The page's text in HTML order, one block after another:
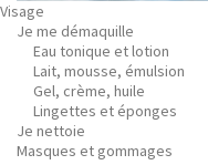
Visage
Je me démaquille
Eau tonique et lotion
Lait, mousse, émulsion
Gel, crème, huile
Lingettes et éponges
Je nettoie
Masques et gommages